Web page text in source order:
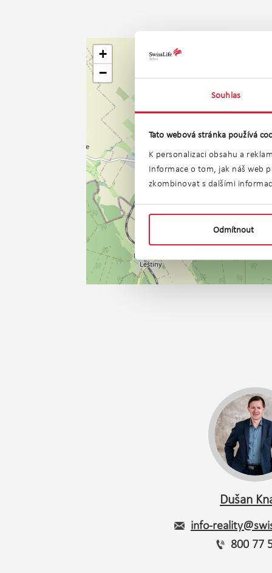
Souhlas
Tato webová stránka používá
K personalizaci obsahu a
Informace o tom, jak náš web
zkombinovat s dalšími
Odmítnout
+
−
Dušan
info-
800 77